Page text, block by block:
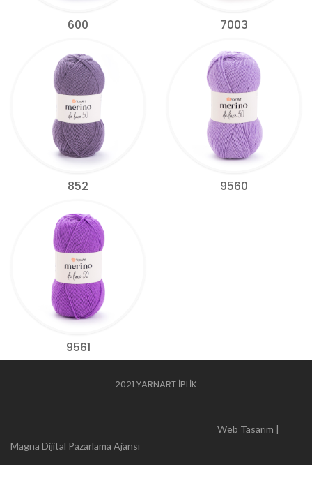
600 7003
852 9560
9561
2021 YARNART İPLİK
Web Tasarım |
Magna Dijital Pazarlama Ajansı